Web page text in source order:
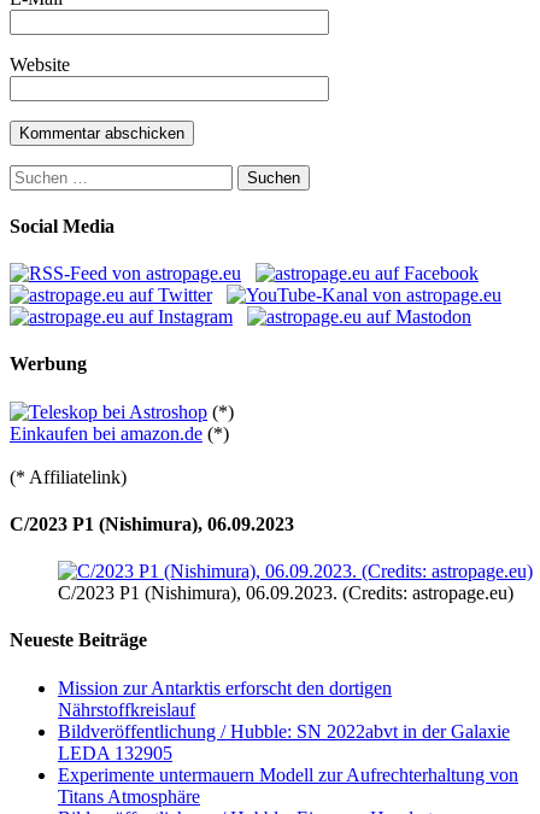
Website
Suchen
nach:
Social Media
Werbung
(*)
Einkaufen bei amazon.de (*)
(* Affiliatelink)
C/2023 P1 (Nishimura), 06.09.2023
C/2023 P1 (Nishimura), 06.09.2023. (Credits: astropage.eu)
Neueste Beiträge
Mission zur Antarktis erforscht den dortigen
Nährstoffkreislauf
Bildveröffentlichung / Hubble: SN 2022abvt in der Galaxie
LEDA 132905
Experimente untermauern Modell zur Aufrechterhaltung von
Titans Atmosphäre